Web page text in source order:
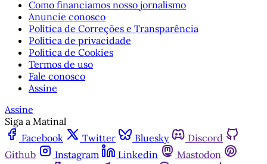
Como financiamos nosso jornalismo
Anuncie conosco
Política de Correções e Transparência
Política de privacidade
Política de Cookies
Termos de uso
Fale conosco
Assine
Assine
Siga a Matinal
Facebook
Twitter Bluesky
Discord
Github
Instagram Linkedin
Mastodon